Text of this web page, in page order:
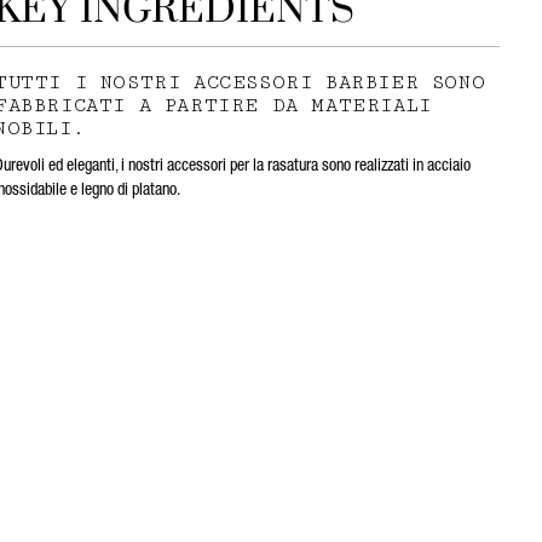
INGREDIENTS
I NOSTRI ACCESSORI BARBIER SONO
A PARTIRE DA MATERIALI
ed eleganti, i nostri accessori per la rasatura sono realizzati in acciaio
e legno di platano.